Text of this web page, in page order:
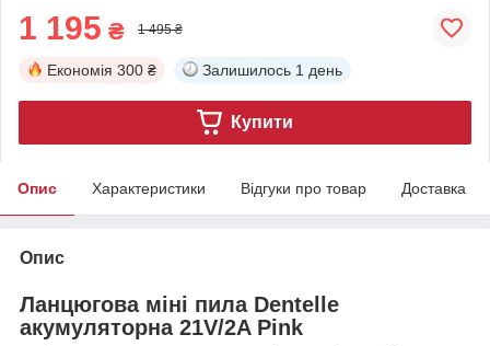
1 195 ₴ 1 495 ₴
Економія 300 ₴ Залишилось 1 день
Купити
Опис Характеристики Відгуки про товар Доставка
Опис
Ланцюгова міні пила Dentelle
акумуляторна 21V/2A Pink